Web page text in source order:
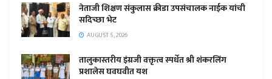
नेताजी शिक्षण संकुलास क्रीडा उपसंचालक नाईक यांची
सदिच्छा भेट
AUGUST 5, 2026
तालुकास्तरीय इंग्रजी वक्तृत्व स्पर्धेत श्री शंकरलिंग
प्रशालेस घवघवीत यश